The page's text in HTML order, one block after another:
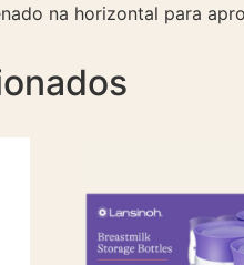
na horizontal para